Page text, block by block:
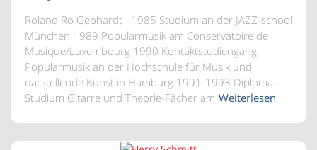
Roland Ro Gebhardt 1985 Studium an der JAZZ-school
München 1989 Popularmusik am Conservatoire de
Musique/Luxembourg 1990 Kontaktstudiengang
Popularmusik an der Hochschule für Musik und
darstellende Kunst in Hamburg 1991-1993 Diploma-
Studium Gitarre und Theorie-Fächer am Weiterlesen